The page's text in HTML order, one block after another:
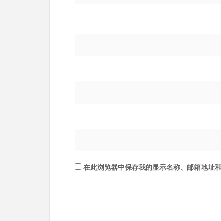
在此浏览器中保存我的显示名称、邮箱地址